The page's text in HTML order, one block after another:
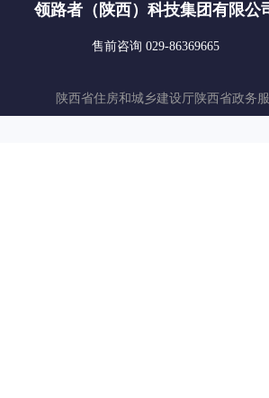
领路者（陕西）科技集团有限公
售前咨询 029-86369665
陕西省住房和城乡建设厅陕西省政务